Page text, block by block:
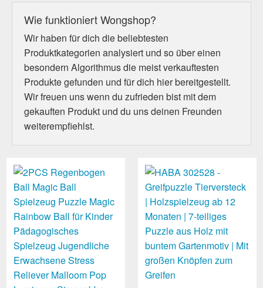
Wie funktioniert Wongshop?
Wir haben für dich die beliebtesten
Produktkategorien analysiert und so über einen
besondern Algorithmus die meist verkauftesten
Produkte gefunden und für dich hier bereitgestellt.
Wir freuen uns wenn du zufrieden bist mit dem
gekauften Produkt und du uns deinen Freunden
weiterempfiehlst.